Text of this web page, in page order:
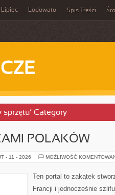
Lipiec Lodowato Spis Treści
sprzętu’ Category
POLAKÓW
- 11 - 2026 MOŻLIWOŚĆ
Ten portal to zakątek
Francji i jednocześnie